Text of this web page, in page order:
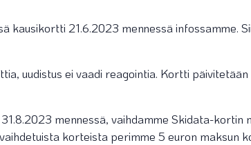
kausikortti 21.6.2023 mennessä infossamme.
uudistus ei vaadi reagointia. Kortti
mennessä, vaihdamme Skidata-kortin
korteista perimme 5 euron maksun